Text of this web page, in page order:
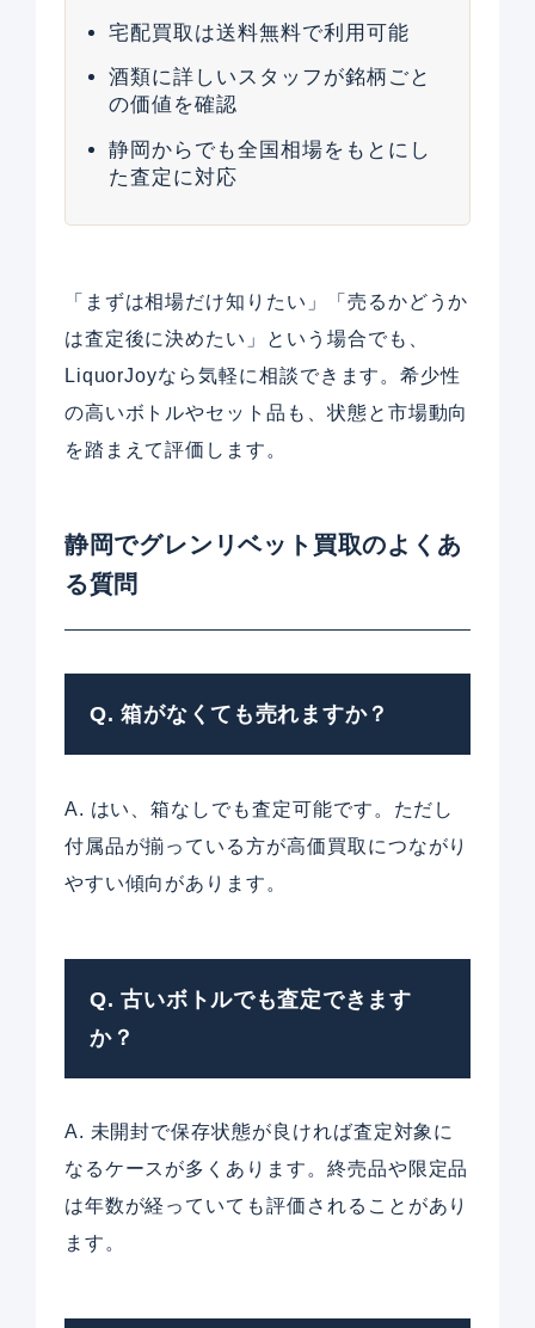
宅配買取は送料無料で利用可能
酒類に詳しいスタッフが銘柄ごと
の価値を確認
静岡からでも全国相場をもとにし
た査定に対応
「まずは相場だけ知りたい」「売るかどうか
は査定後に決めたい」という場合でも、
LiquorJoyなら気軽に相談できます。希少性
の高いボトルやセット品も、状態と市場動向
を踏まえて評価します。
静岡でグレンリベット買取のよくあ
る質問
Q. 箱がなくても売れますか？
A. はい、箱なしでも査定可能です。ただし
付属品が揃っている方が高価買取につながり
やすい傾向があります。
Q. 古いボトルでも査定できます
か？
A. 未開封で保存状態が良ければ査定対象に
なるケースが多くあります。終売品や限定品
は年数が経っていても評価されることがあり
ます。